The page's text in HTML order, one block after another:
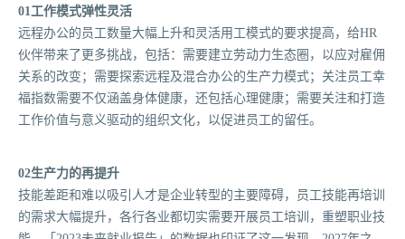
01工作模式弹性灵活
远程办公的员工数量大幅上升和灵活用工模式的要求提高，给HR
伙伴带来了更多挑战，包括：需要建立劳动力生态圈，以应对雇佣
关系的改变；需要探索远程及混合办公的生产力模式；关注员工幸
福指数需要不仅涵盖身体健康，还包括心理健康；需要关注和打造
工作价值与意义驱动的组织文化，以促进员工的留任。
02生产力的再提升
技能差距和难以吸引人才是企业转型的主要障碍，员工技能再培训
的需求大幅提升，各行各业都切实需要开展员工培训，重塑职业技